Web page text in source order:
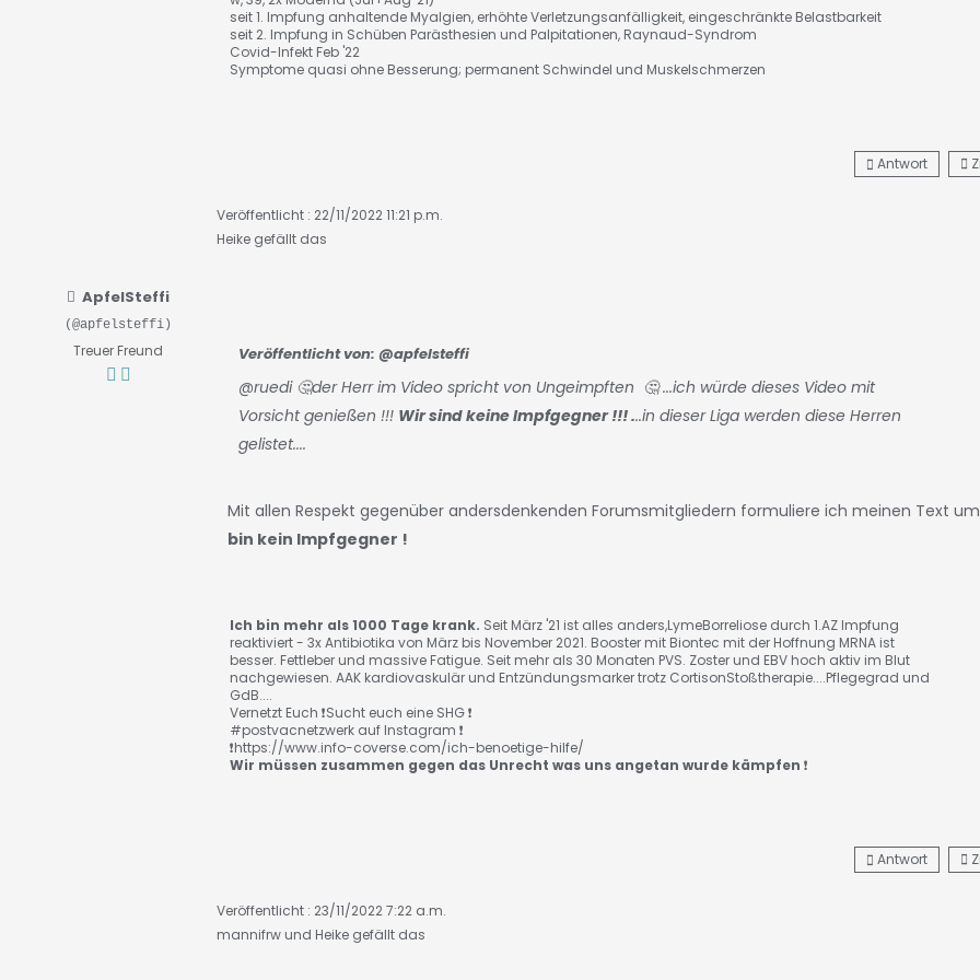
seit 1. Impfung anhaltende Myalgien, erhöhte Verletzungsanfälligkeit, eingeschränkte Belastbarkeit
seit 2. Impfung in Schüben Parästhesien und Palpitationen, Raynaud-Syndrom
Covid-Infekt Feb '22
Symptome quasi ohne Besserung; permanent Schwindel und Muskelschmerzen
Antwort
Veröffentlicht : 22/11/2022 11:21 p.m.
Heike gefällt das
ApfelSteffi
(@apfelsteffi)
Treuer Freund Veröffentlicht von: @apfelsteffi
@ruedi🤔der Herr im Video spricht von Ungeimpften 🤔 ...ich würde dieses Video mit
Vorsicht genießen !!! Wir sind keine Impfgegner !!! ...in dieser Liga werden diese Herren
gelistet....
Mit allen Respekt gegenüber andersdenkenden Forumsmitgliedern formuliere ich meinen Text
bin kein Impfgegner !
Ich bin mehr als 1000 Tage krank. Seit März '21 ist alles anders,LymeBorreliose durch 1.AZ Impfung
reaktiviert - 3x Antibiotika von März bis November 2021. Booster mit Biontec mit der Hoffnung MRNA ist
besser. Fettleber und massive Fatigue. Seit mehr als 30 Monaten PVS. Zoster und EBV hoch aktiv im Blut
nachgewiesen. AAK kardiovaskulär und Entzündungsmarker trotz CortisonStoßtherapie....Pflegegrad und
GdB....
Vernetzt Euch ❗️Sucht euch eine SHG ❗️
#postvacnetzwerk auf Instagram ❗️
❗️https://www.info-coverse.com/ich-benoetige-hilfe/
Wir müssen zusammen gegen das Unrecht was uns angetan wurde kämpfen ❗️
Antwort
Veröffentlicht : 23/11/2022 7:22 a.m.
mannifrw und Heike gefällt das